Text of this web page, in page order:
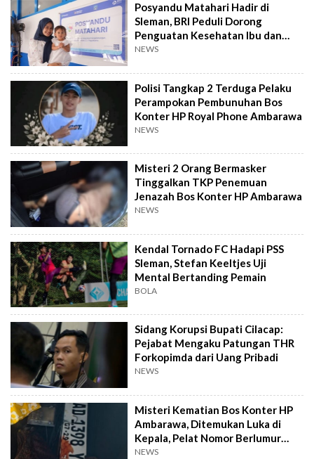
Posyandu Matahari Hadir di
Sleman, BRI Peduli Dorong
Penguatan Kesehatan Ibu dan
Anak
NEWS
Polisi Tangkap 2 Terduga Pelaku
Perampokan Pembunuhan Bos
Konter HP Royal Phone Ambarawa
NEWS
Misteri 2 Orang Bermasker
Tinggalkan TKP Penemuan
Jenazah Bos Konter HP Ambarawa
NEWS
Kendal Tornado FC Hadapi PSS
Sleman, Stefan Keeltjes Uji
Mental Bertanding Pemain
BOLA
Sidang Korupsi Bupati Cilacap:
Pejabat Mengaku Patungan THR
Forkopimda dari Uang Pribadi
NEWS
Misteri Kematian Bos Konter HP
Ambarawa, Ditemukan Luka di
Kepala, Pelat Nomor Berlumur
Darah
NEWS